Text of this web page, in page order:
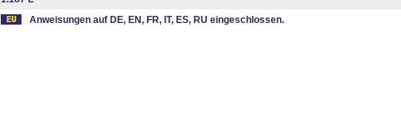
Anweisungen auf DE, EN, FR, IT, ES, RU eingeschlossen.